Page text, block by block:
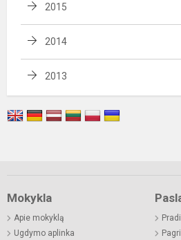
2015
2014
2013
Mokykla
Apie mokyklą
Ugdymo aplinka